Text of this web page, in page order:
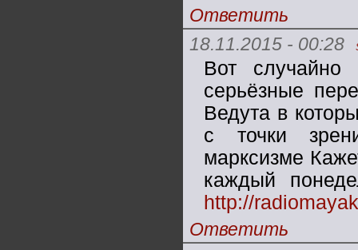
Ответить
18.11.2015 - 00:28
Вот
серьёзные
Ведута в
с точки
марксизме
каждый
http://
Ответить